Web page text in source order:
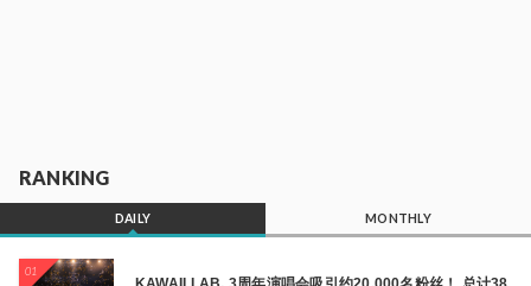
RANKING
DAILY MONTHLY
01